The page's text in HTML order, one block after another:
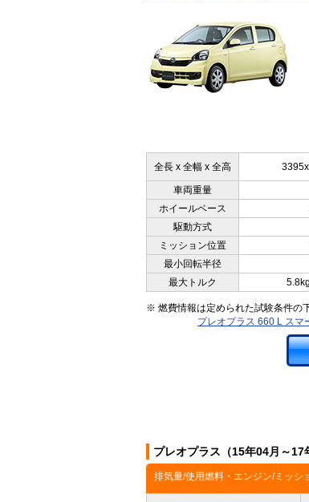
全長 x 全幅 x 全高
車両重量
ホイールベース
駆動方式
ミッション位置
最小回転半径
最大トルク
※ 燃費情報は定められた試験条件の
プレオプラス 660 L スマ
プレオプラス（15年04月～
排気量/使用燃料・エンジン/ミッシ